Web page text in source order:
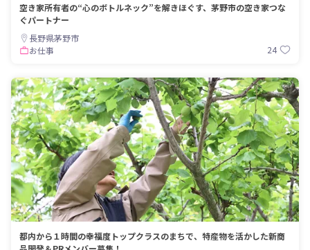
空き家所有者の“心のボトルネック”を解きほぐす、茅野市の空き家つな
ぐパートナー
長野県茅野市
お仕事
24
都内から１時間の幸福度トップクラスのまちで、特産物を活かした新商